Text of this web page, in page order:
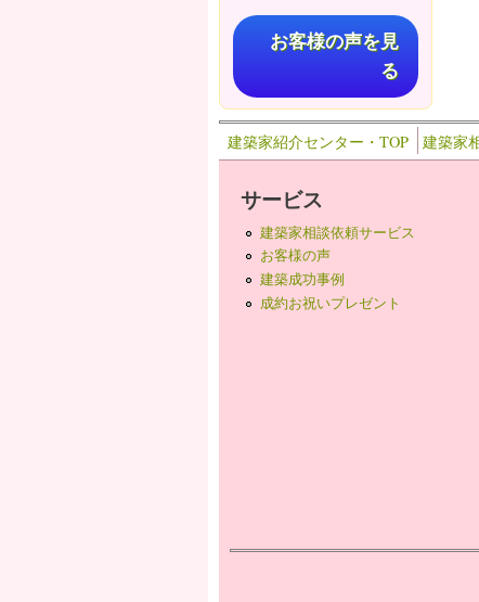
お客様の声を見
る
建築家紹介センター・TOP 建築家
サービス
建築家相談依頼サービス
お客様の声
建築成功事例
成約お祝いプレゼント